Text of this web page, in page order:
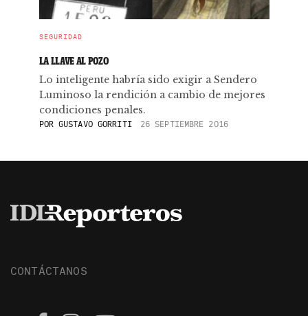
SEGURIDAD
LA LLAVE AL POZO
Lo inteligente habría sido exigir a Sendero
Luminoso la rendición a cambio de mejores
condiciones penales.
POR GUSTAVO GORRITI 26 SEPTIEMBRE 2016
CONTÁCTANOS